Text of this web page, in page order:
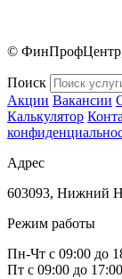
© ФинПрофЦентр,
Поиск
Акции Вакансии
Калькулятор
Адрес
603093, Нижний
Режим работы
Пн-Чт с 09:00 до
Пт с 09:00 до 17:00